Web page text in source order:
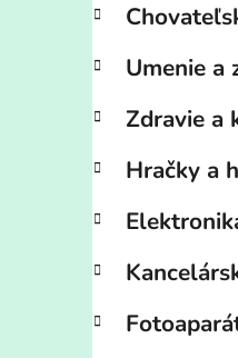
Umenie a
Zdravie a
Hračky a